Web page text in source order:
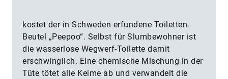
kostet der in Schweden erfundene Toiletten-
Beutel „Peepoo“. Selbst für Slumbewohner ist
die wasserlose Wegwerf-Toilette damit
erschwinglich. Eine chemische Mischung in der
Tüte tötet alle Keime ab und verwandelt die